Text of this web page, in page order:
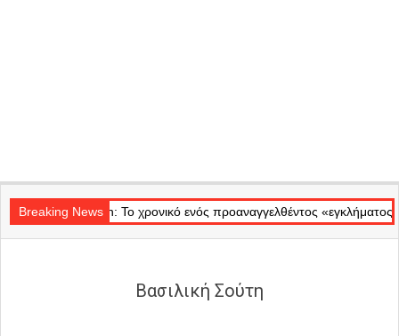
Navigation
Menu
Breaking News
Το χρονικό ενός προαναγγελθέντος «εγκλήματος» στις
Βασιλική Σούτη